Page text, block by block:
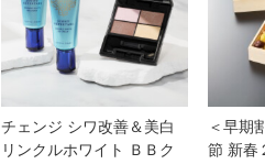
チェンジ シワ改善＆美白
リンクルホワイト ＢＢク
＜早期
節 新春